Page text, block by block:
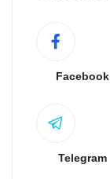
Facebook
Telegram